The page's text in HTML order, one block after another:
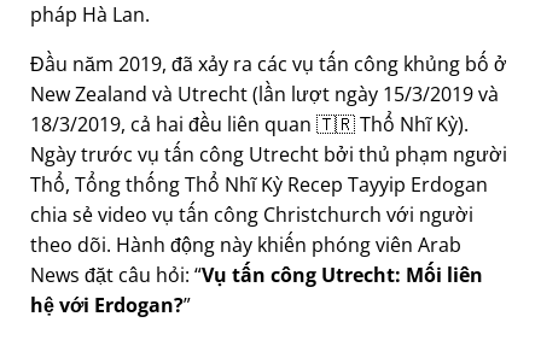
pháp Hà Lan.
Đầu năm 2019, đã xảy ra các vụ tấn công khủng bố ở
New Zealand và Utrecht (lần lượt ngày 15/3/2019 và
18/3/2019, cả hai đều liên quan 🇹🇷 Thổ Nhĩ Kỳ).
Ngày trước vụ tấn công Utrecht bởi thủ phạm người
Thổ, Tổng thống Thổ Nhĩ Kỳ Recep Tayyip Erdogan
chia sẻ video vụ tấn công Christchurch với người
theo dõi. Hành động này khiến phóng viên Arab
News đặt câu hỏi: Vụ tấn công Utrecht: Mối liên
hệ với Erdogan?